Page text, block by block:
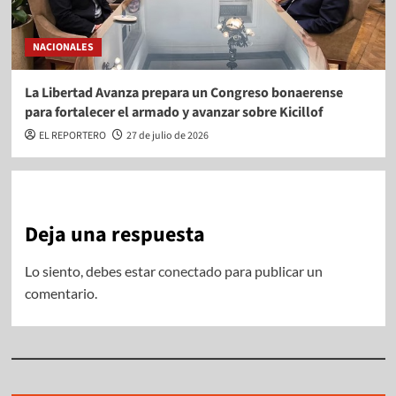
NACIONALES
La Libertad Avanza prepara un Congreso bonaerense
para fortalecer el armado y avanzar sobre Kicillof
EL REPORTERO 27 de julio de 2026
Deja una respuesta
Lo siento, debes estarconectadopara publicar un
comentario.